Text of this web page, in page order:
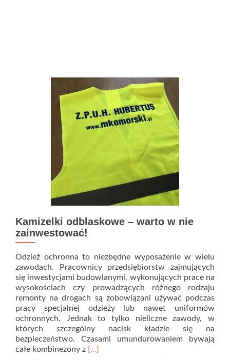
Kamizelki odblaskowe – warto w nie
zainwestować!
Odzież ochronna to niezbędne wyposażenie w wielu
zawodach. Pracownicy przedsiębiorstw zajmujących
się inwestycjami budowlanymi, wykonujących prace na
wysokościach czy prowadzących różnego rodzaju
remonty na drogach są zobowiązani używać podczas
pracy specjalnej odzieży lub nawet uniformów
ochronnych. Jednak to tylko nieliczne zawody, w
których szczególny nacisk kładzie się na
bezpieczeństwo. Czasami umundurowaniem bywają
całe kombinezony z Read
[…]